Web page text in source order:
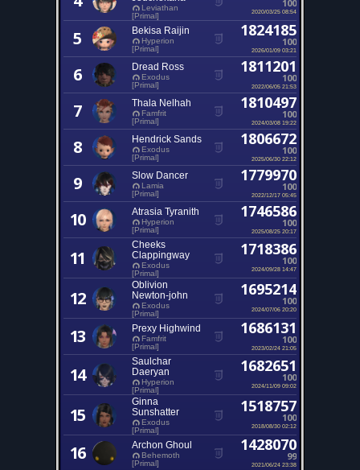
Leviathan
[Primal]
100
2020/03/25 08:54
5 Bekisa Raijin
Hyperion
[Primal]
1824185
100
2026/01/09 03:21
6 Dread Ross
Exodus
[Primal]
1811201
100
2022/06/05 21:53
7 Thala Nelhah
Famfrit
[Primal]
1810497
100
2024/03/08 19:22
8 Hendrick Sands
Exodus
[Primal]
1806672
100
2025/06/30 22:12
9 Slow Dancer
Lamia
[Primal]
1779970
100
2022/12/17 05:45
10 Atrasia Tyranith
Hyperion
[Primal]
1746586
100
2025/08/25 20:17
11
Cheeks
Clappingway
Exodus
[Primal]
1718386
100
2024/09/28 14:47
12
Oblivion
Newton-john
Exodus
[Primal]
1695214
100
2024/07/06 20:20
13 Prexy Highwind
Famfrit
[Primal]
1686131
100
2023/02/24 21:05
14
Saulchar
Daeryan
Hyperion
[Primal]
1682651
100
2024/11/09 09:02
15
Ginna
Sunshatter
Exodus
[Primal]
1518757
100
2018/08/30 02:12
16 Archon Ghoul
Behemoth
[Primal]
1428070
99
2021/06/24 23:38